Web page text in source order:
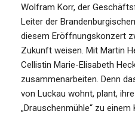
Wolfram Korr, der
Leiter der
diesem Eröffnungskonzert
Zukunft weisen. Mit Martin
Cellistin Marie-Elisabeth
zusammenarbeiten. Denn
von Luckau wohnt, plant,
„Drauschenmühle“ zu